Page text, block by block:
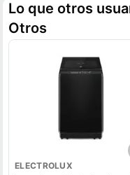
Lo que otros
Otros
ELECTROLUX